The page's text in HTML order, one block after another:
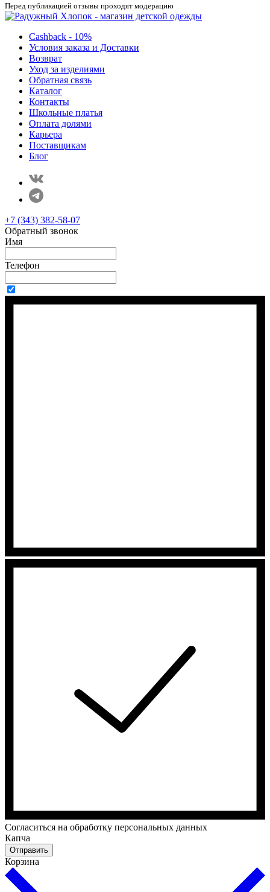
Перед публикацией отзывы проходят модерацию
Cashback - 10%
Условия заказа и Доставки
Возврат
Уход за изделиями
Обратная связь
Каталог
Контакты
Школьные платья
Оплата долями
Карьера
Поставщикам
Блог
+7 (343) 382-58-07
Обратный звонок
Имя
Телефон
Cогласиться на обработку персональных данных
Капча
Отправить
Корзина